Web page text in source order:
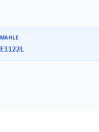
MAHLE
E1122L